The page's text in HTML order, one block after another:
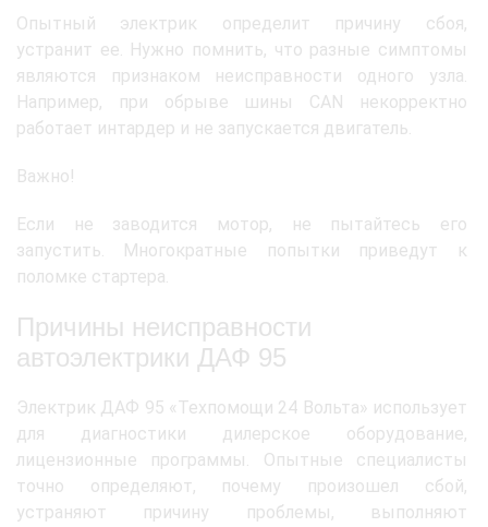
Опытный электрик определит причину сбоя,
устранит ее. Нужно помнить, что разные симптомы
являются признаком неисправности одного узла.
Например, при обрыве шины CAN некорректно
работает интардер и не запускается двигатель.
Важно!
Если не заводится мотор, не пытайтесь его
запустить. Многократные попытки приведут к
поломке стартера.
Причины неисправности
автоэлектрики ДАФ 95
Электрик ДАФ 95 «Техпомощи 24 Вольта» использует
для диагностики дилерское оборудование,
лицензионные программы. Опытные специалисты
точно определяют, почему произошел сбой,
устраняют причину проблемы, выполняют